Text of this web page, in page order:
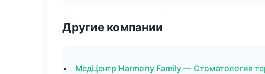
Другие компании
МедЦентр Harmony Family — Стоматология